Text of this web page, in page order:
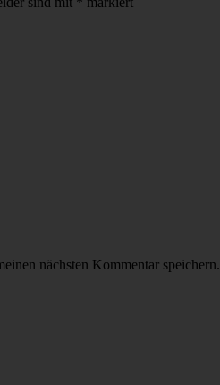
nächsten Kommentar speichern.